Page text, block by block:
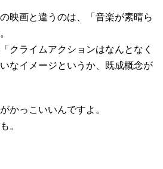
映画と違うのは、「音楽が素晴ら
クライムアクションはなんとなく
なイメージというか、既成概念が
かっこいいんですよ。
。